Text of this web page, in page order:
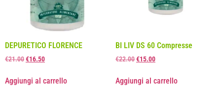
DEPURETICO FLORENCE
€21.00€16.50
Aggiungi al carrello
BI LIV DS 60 Compresse
€22.00€15.00
Aggiungi al carrello